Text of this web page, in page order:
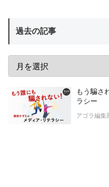
過去の記事
もう騙さ
ラシー
アゴラ編集